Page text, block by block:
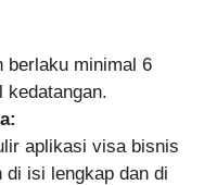
berlaku minimal 6
kedatangan.
aplikasi visa bisnis
di isi lengkap dan di